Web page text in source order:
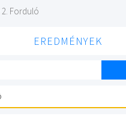
2. Forduló
EREDMÉNYEK